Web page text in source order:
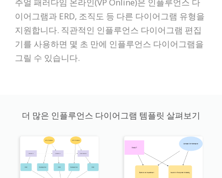
이어그램과 ERD, 조직도 등 다른 다이어그램 유형을
지원합니다. 직관적인 인플루언스 다이어그램 편집
기를 사용하면 몇 초 만에 인플루언스 다이어그램을
그릴 수 있습니다.
더 많은 인플루언스 다이어그램 템플릿 살펴보기